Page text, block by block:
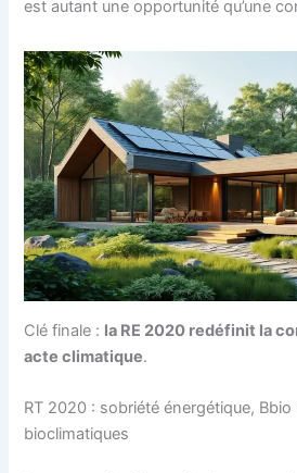
est autant une opportunité qu’une
Clé finale : la RE 2020 redéfinit la
acte climatique.
RT 2020 : sobriété énergétique,
bioclimatiques